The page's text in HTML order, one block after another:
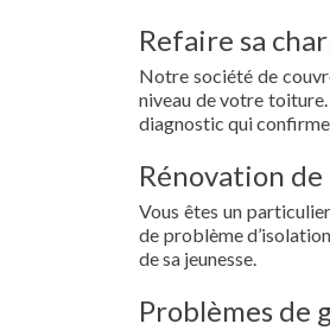
Refaire sa
Notre société de
niveau de votre
diagnostic qui
Rénovation
Vous êtes un
de problème
de sa jeunesse.
Problèmes de